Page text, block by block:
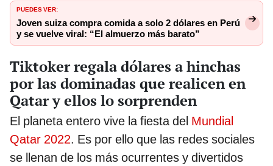
PUEDES VER:
Joven suiza compra comida a solo 2 dólares en Perú
y se vuelve viral: “El almuerzo más barato”
Tiktoker regala dólares a hinchas
por las dominadas que realicen en
Qatar y ellos lo sorprenden
El planeta entero vive la fiesta del Mundial
Qatar 2022. Es por ello que las redes sociales
se llenan de los más ocurrentes y divertidos